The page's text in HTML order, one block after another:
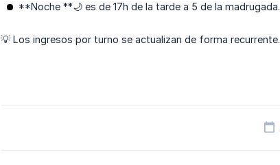
**Noche **🌙 es de 17h de la tarde a 5 de la madrugada.
💡 Los ingresos por turno se actualizan de forma recurrente.